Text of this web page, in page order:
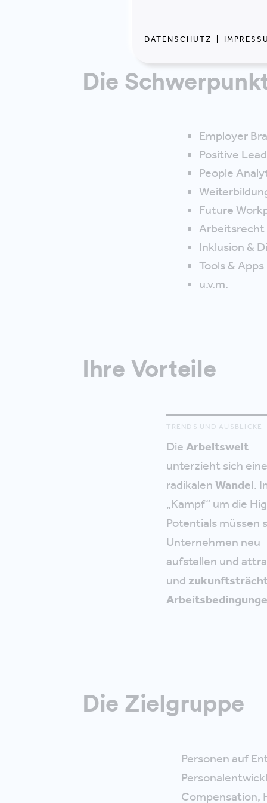
Die
Employer
Positive
People
Future
Arbeitsrecht
Inklusion &
Tools & Apps
u.v.m.
Ihre Vorteile
TRENDS UND AUSBLICKE
DieArbeitswelt
unterzieht sich
radikalenWandel.
„Kampf“ um die
Potentials müssen
Unternehmen neu
aufstellen und
und
Die Zielgruppe
Personen auf
Compensation,
DATENSCHUTZ